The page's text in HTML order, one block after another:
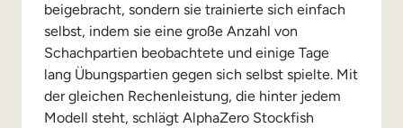
beigebracht, sondern sie trainierte sich einfach
selbst, indem sie eine große Anzahl von
Schachpartien beobachtete und einige Tage
lang Übungspartien gegen sich selbst spielte. Mit
der gleichen Rechenleistung, die hinter jedem
Modell steht, schlägt AlphaZero Stockfish